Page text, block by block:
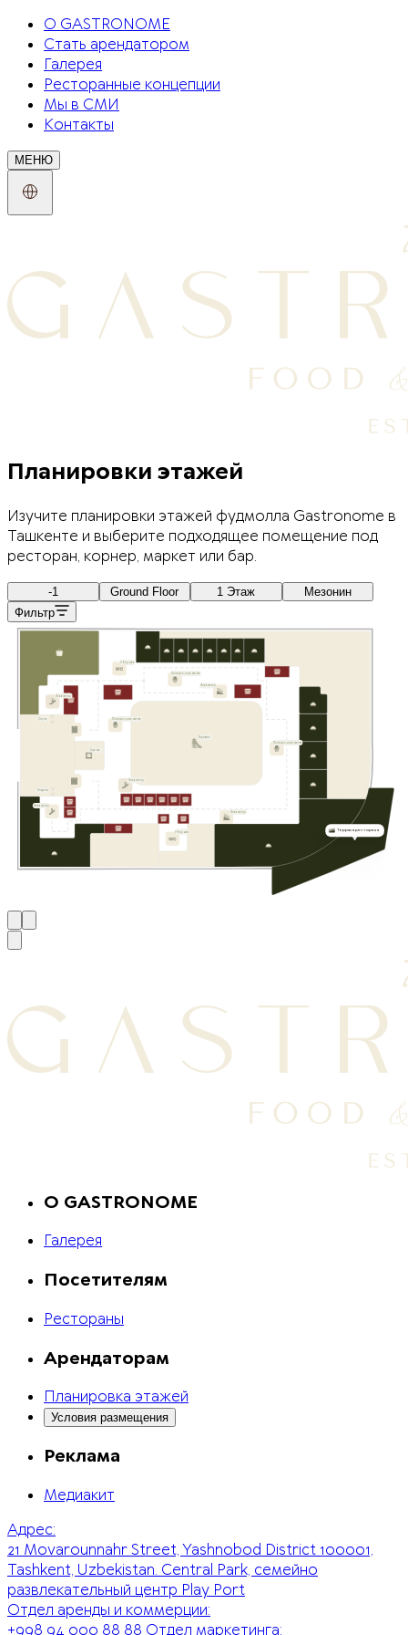
О GASTRONOME
Стать арендатором
Галерея
Ресторанные концепции
Мы в СМИ
Контакты
МЕНЮ
Планировки этажей
Изучите планировки этажей фудмолла Gastronome в
Ташкенте и выберите подходящее помещение под
ресторан, корнер, маркет или бар.
-1 Ground Floor 1 Этаж
Мезонин
Фильтр
Терраса ресторана
Посадочные места
Посадочные места
Спуск
Подъём
Посадочные места
Игровая
Уборная
Уборная
Эскалатор
Эскалатор
Эскалатор
Эскалатор
Эскалатор
Сцена
O GASTRONOME
Галерея
Посетителям
Рестораны
Арендаторам
Планировка этажей
Условия размещения
Реклама
Медиакит
Адрес:
21 Movarounnahr Street, Yashnobod District 100001,
Tashkent, Uzbekistan. Central Park, семейно
развлекательный центр Play Port
Отдел аренды и коммерции:
+998 94 000 88 88 Отдел маркетинга: